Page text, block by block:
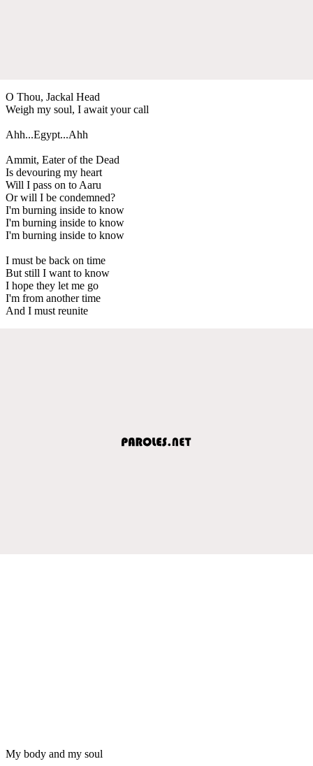
O Thou, Jackal Head
Weigh my soul, I await your call
Ahh...Egypt...Ahh
Ammit, Eater of the Dead
Is devouring my heart
Will I pass on to Aaru
Or will I be condemned?
I'm burning inside to know
I'm burning inside to know
I'm burning inside to know
I must be back on time
But still I want to know
I hope they let me go
I'm from another time
And I must reunite
My body and my soul